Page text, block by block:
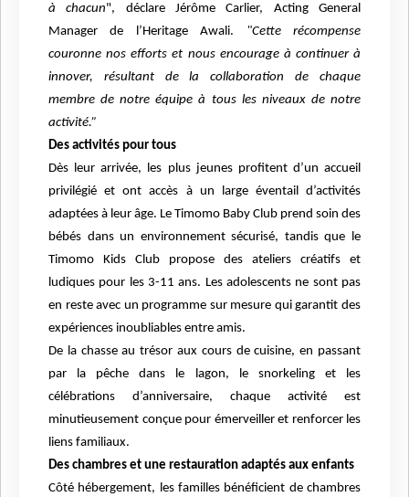
à chacun", déclare Jérôme Carlier, Acting General
Manager de l’Heritage Awali. "Cette récompense
couronne nos efforts et nous encourage à continuer à
innover, résultant de la collaboration de chaque
membre de notre équipe à tous les niveaux de notre
activité.”
Des activités pour tous
Dès leur arrivée, les plus jeunes profitent d’un accueil
privilégié et ont accès à un large éventail d’activités
adaptées à leur âge. Le Timomo Baby Club prend soin des
bébés dans un environnement sécurisé, tandis que le
Timomo Kids Club propose des ateliers créatifs et
ludiques pour les 3-11 ans. Les adolescents ne sont pas
en reste avec un programme sur mesure qui garantit des
expériences inoubliables entre amis.
De la chasse au trésor aux cours de cuisine, en passant
par la pêche dans le lagon, le snorkeling et les
célébrations d’anniversaire, chaque activité est
minutieusement conçue pour émerveiller et renforcer les
liens familiaux.
Des chambres et une restauration adaptés aux enfants
Côté hébergement, les familles bénéficient de chambres